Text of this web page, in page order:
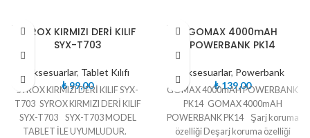
TÜKE
NDISYROX KIRMIZI DERİ KILIF
SYX-T703
Aksesuarlar, Tablet Kılıfı
₺99,00
SYROX KIRMIZI DERİ KILIF SYX-
T703 SYROX KIRMIZI DERİ KILIF
SYX-T703 SYX-T703 MODEL
TABLET İLE UYUMLUDUR.
TÜKE
NDI
GOMAX 4000mAH
POWERBANK PK14
Aksesuarlar, Powerbank
₺139,00
GOMAX 4000mAH POWERBANK
PK14 GOMAX 4000mAH
POWERBANK PK14 Şarj koruma
özelliği Deşarj koruma özelliği